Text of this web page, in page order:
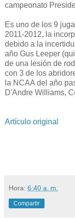
campeonato
Es uno de los 9
2011-2012, la
debido a la
año Gus Leeper
de una lesión de
con 3 de los
la NCAA del año
D'Andre Williams,
Artículo original
Hora: 6:40 a. m.
Compartir